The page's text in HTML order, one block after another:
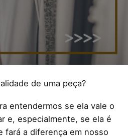
de uma peça?
entendermos se ela vale o
e, especialmente, se ela é
fará a diferença em nosso